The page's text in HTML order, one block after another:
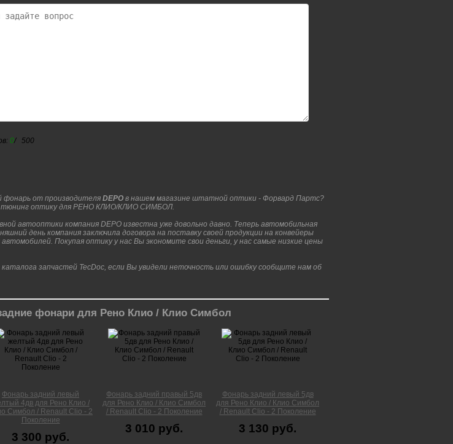
0/ 500
от производителя DEPO в нашем магазине штатной оптики - Форвард Партс?
тюнинг оптику для РЕНО КЛИО/КЛИО СИМБОЛ.
автооптики компания DEPO известна уже довольно давно. Теперь автомобильная
день компания заключила договора на поставку своей продукции на конвейеры
Покупая оптику у нас Вы экономите свои деньги, у нас самые низкие цены
запчастей TecDoc, если Вы увидели неточность или ошибку сообщите нам об
фонари для Рено Клио / Клио Симбол
Фонарь задний левый
4дв для Рено Клио /
Симбол / Renault Clio - 2
Поколение
3 300 руб.
Фонарь задний правый 5дв
для Рено Клио / Клио Симбол
/ Renault Clio - 2 Поколение
3 010 руб.
Фонарь задний левый 5дв
для Рено Клио / Клио Симбол
/ Renault Clio - 2 Поколение
3 130 руб.